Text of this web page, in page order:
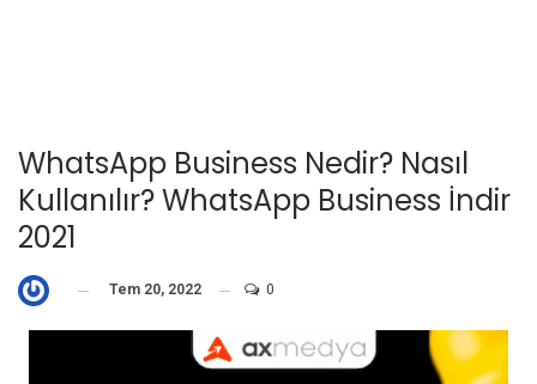
WhatsApp Business Nedir? Nasıl
Kullanılır? WhatsApp Business İndir
2021
Tem 20, 2022 0